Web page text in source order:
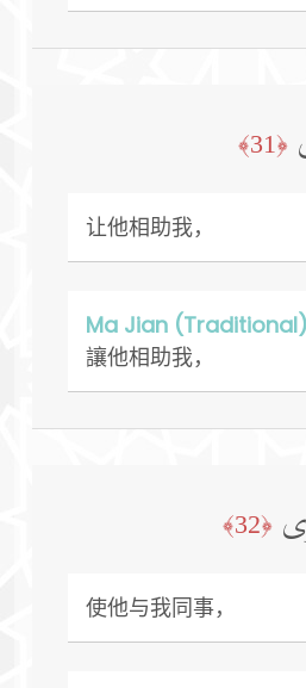
﴿31﴾
让他相助我，
Ma Jian (Traditional)
讓他相助我，
﴿32﴾
使他与我同事，